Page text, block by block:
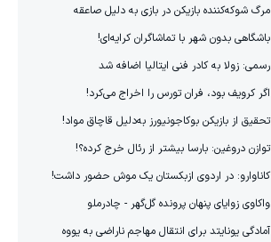
مرگ شوکه‌کننده بازیکن در بازی به دلیل صاعقه
باشگاهی بدون شهر با تماشاگران کرایه‌ای!
رسمی: زولا به کادر فنی ایتالیا اضافه شد
اگر کرویف بود، فران تورس را اخراج می‌کرد!
تحقیق از بازیکن بوکاجونیورز به‌دلیل قاچاق مواد!
توازن دروغین: بارسا بیشتر از رئال خرج کرده؟!
کاناوارو: در اردوی ازبکستان یک موش حضور داشت!
واکاوی زوایای پنهان پرونده گل‌گهر - چادرملو
آمادگی یونایتد برای انتقال مهاجم ناراضی به یووه